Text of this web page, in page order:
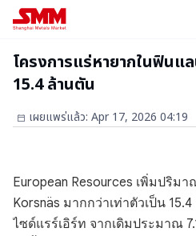
โครงการแร่หายากในฟิน
15.4 ล้านตัน
เผยแพร่แล้ว: Apr 17, 2026 04:19
European Resources เพิ่มปริม
Korsnäs มากกว่าเท่าตัวเป็น
ไซด์แรร์เอิร์ท จากเดิมประมาณ